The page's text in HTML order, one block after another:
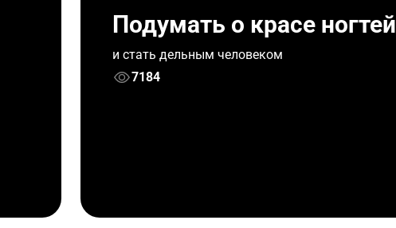
Подумать о красе ногтей
и стать дельным человеком
7184